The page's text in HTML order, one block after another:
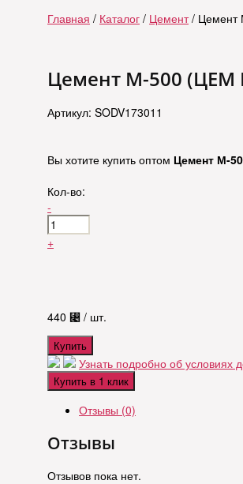
Главная / Каталог / Цемент/ Цемент
Цемент М-500 (ЦЕМ I
Артикул: SODV173011
Вы хотите купить оптом Цемент М-
Кол-во:
-
+
440 ⃄ / шт.
Купить
Узнать подробно об условиях
Купить в 1 клик
Отзывы (0)
Отзывы
Отзывов пока нет.